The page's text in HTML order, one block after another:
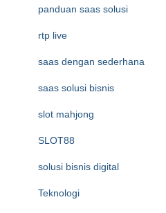
panduan saas solusi
rtp live
saas dengan sederhana
saas solusi bisnis
slot mahjong
SLOT88
solusi bisnis digital
Teknologi